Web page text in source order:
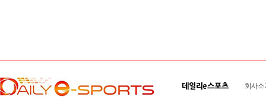
데일리e스포츠 회사소